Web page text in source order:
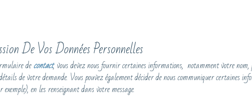
De Vos Données Personnelles
decontact, vous devez nous fournir certaines informations, notamment votre
de votre demande. Vous pouvez également décider de nous communiquer certaines
en les renseignant dans votre message.